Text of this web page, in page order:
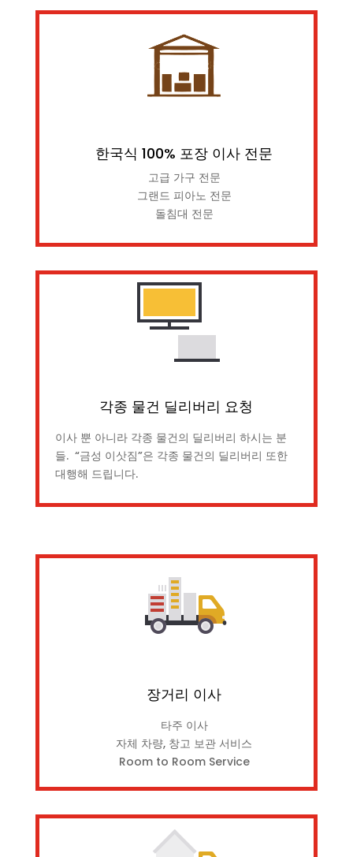
한국식 100% 포장 이사 전문
고급 가구 전문
그랜드 피아노 전문
돌침대 전문
각종 물건 딜리버리 요청
이사 뿐 아니라 각종 물건의 딜리버리 하시는 분
들. “금성 이삿짐”은 각종 물건의 딜리버리 또한
대행해 드립니다.
장거리 이사
타주 이사
자체 차량, 창고 보관 서비스
Room to Room Service